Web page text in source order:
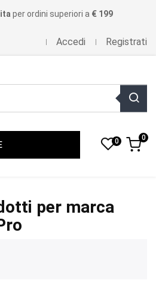
per ordini superiori a € 199
Accedi Registrati
0 0
per marca